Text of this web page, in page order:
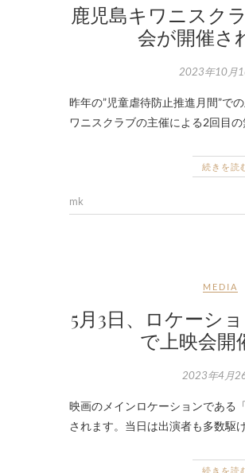
鹿児島キワニスク
会が開催さ
2023年10月
昨年の”児童虐待防止推進月間”で
ワニスクラブの主催による2回目
続きを読
mk
MEDIA
5月3日、ロケーシ
で上映会開
2023年4月
映画のメインロケーションである
されます。当日は出演者も多数駆
続きを読